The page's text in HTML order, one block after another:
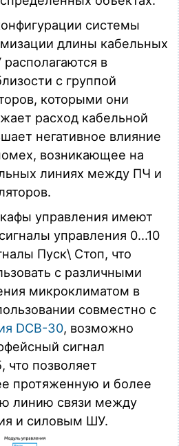
системы
длины кабельных
в
с группой
которыми они
расход кабельной
негативное влияние
возникающее на
линиях между ПЧ и
управления имеют
управления 0...10
Пуск\ Стоп, что
с различными
микроклиматом в
совместно с
DCB-30, возможно
сигнал
что позволяет
протяженную и более
линию связи между
и силовым ШУ.